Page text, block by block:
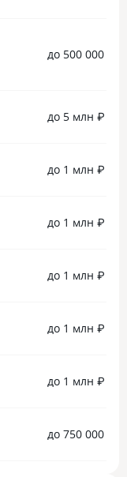
до 500 000 ₽
до 5 млн ₽
до 1 млн ₽
до 1 млн ₽
до 1 млн ₽
до 1 млн ₽
до 1 млн ₽
до 750 000 ₽